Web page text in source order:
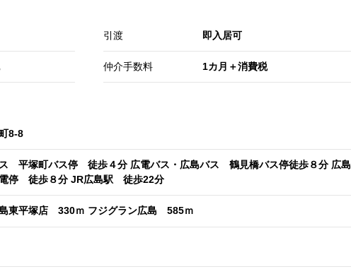
引渡 即入居可
仲介手数料 1カ月＋消費税
8-8
平塚町バス停 徒歩４分 広電バス・広島バス 鶴見橋バス停徒歩８分 広島
停 徒歩８分 JR広島駅 徒歩22分
東平塚店 330ｍ フジグラン広島 585ｍ